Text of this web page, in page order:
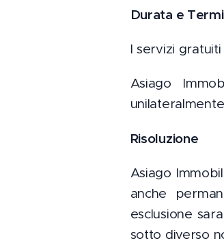
Durata e
I servizi
Asiago
Risoluzione
Asiago
anche
esclusione
sotto diverso